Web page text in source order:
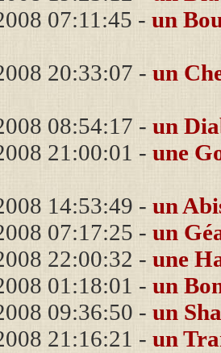
07:11:45 - un
20:33:07 - un
08:54:17 - un
21:00:01 - une
14:53:49 - un
07:17:25 - un
22:00:32 - une
01:18:01 - un
09:36:50 - un
21:16:21 - un